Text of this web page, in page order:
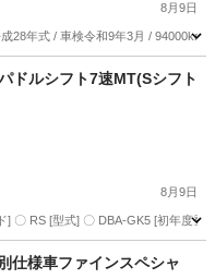
8月9日
28年式 / 車検令和9年3月 /
8月9日
〇 RS [型式] 〇 DBA-GK5 [初年度登
様車ファインスペシャ